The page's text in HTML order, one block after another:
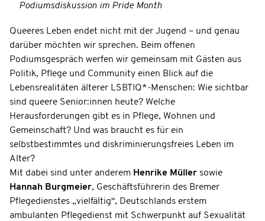
Podiumsdiskussion im Pride Month
Queeres Leben endet nicht mit der Jugend – und genau
darüber möchten wir sprechen. Beim offenen
Podiumsgespräch werfen wir gemeinsam mit Gästen aus
Politik, Pflege und Community einen Blick auf die
Lebensrealitäten älterer LSBTIQ*-Menschen: Wie sichtbar
sind queere Senior:innen heute? Welche
Herausforderungen gibt es in Pflege, Wohnen und
Gemeinschaft? Und was braucht es für ein
selbstbestimmtes und diskriminierungsfreies Leben im
Alter?
Mit dabei sind unter anderem Henrike Müller sowie
Hannah Burgmeier, Geschäftsführerin des Bremer
Pflegedienstes „vielfältig“, Deutschlands erstem
ambulanten Pflegedienst mit Schwerpunkt auf Sexualität